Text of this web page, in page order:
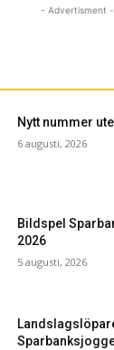
- Advertisment -
Nytt nummer ute
6 augusti, 2026
Bildspel
2026
5 augusti, 2026